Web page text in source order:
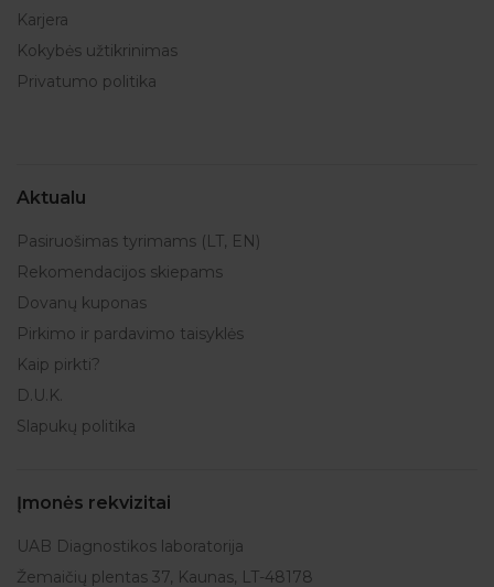
Karjera
Kokybės užtikrinimas
Privatumo politika
Aktualu
Pasiruošimas tyrimams (LT, EN)
Rekomendacijos skiepams
Dovanų kuponas
Pirkimo ir pardavimo taisyklės
Kaip pirkti?
D.U.K.
Slapukų politika
Įmonės rekvizitai
UAB Diagnostikos laboratorija
Žemaičių plentas 37, Kaunas, LT-48178